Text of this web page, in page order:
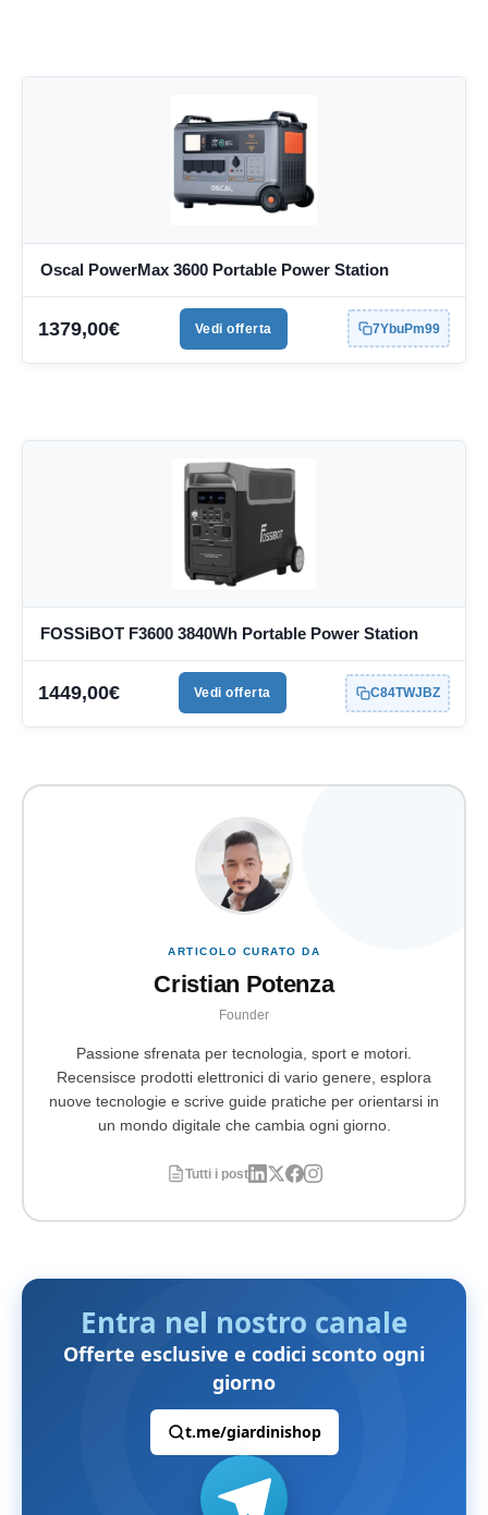
Oscal PowerMax 3600 Portable Power Station
1379,00€ Vedi offerta 7YbuPm99
FOSSiBOT F3600 3840Wh Portable Power Station
1449,00€ Vedi offerta C84TWJBZ
ARTICOLO CURATO DA
Cristian Potenza
Founder
Passione sfrenata per tecnologia, sport e motori.
Recensisce prodotti elettronici di vario genere, esplora
nuove tecnologie e scrive guide pratiche per orientarsi in
un mondo digitale che cambia ogni giorno.
Tutti i post
Entra nel nostro canale
Offerte esclusive e codici sconto ogni
giorno
t.me/giardinishop